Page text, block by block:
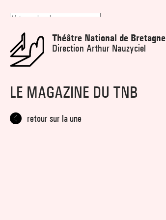
Théâtre National de Bretagne
Direction Arthur Nauzyciel
LE MAGAZINE DU TNB
retour sur la une